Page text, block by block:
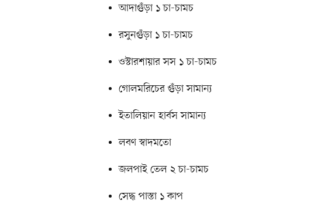
আদাগুঁড়া ১ চা-চামচ
রসুনগুঁড়া ১ চা-চামচ
ওস্টারশায়ার সস ১ চা-চামচ
গোলমরিচের গুঁড়া সামান্য
ইতালিয়ান হার্বস সামান্য
লবণ স্বাদমতো
জলপাই তেল ২ চা-চামচ
সেদ্ধ পাস্তা ১ কাপ